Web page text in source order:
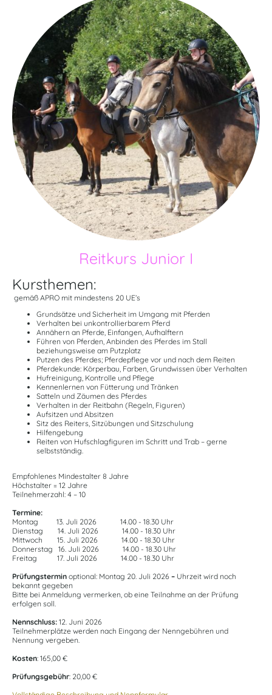
Reitkurs Junior I
Kursthemen:
gemäß APRO mit mindestens 20 UE’s
Grundsätze und Sicherheit im Umgang mit Pferden
Verhalten bei unkontrollierbarem Pferd
Annähern an Pferde, Einfangen, Aufhalftern
Führen von Pferden, Anbinden des Pferdes im Stall
beziehungsweise am Putzplatz
Putzen des Pferdes; Pferdepflege vor und nach dem Reiten
Pferdekunde: Körperbau, Farben, Grundwissen über Verhalten
Hufreinigung, Kontrolle und Pflege
Kennenlernen von Fütterung und Tränken
Satteln und Zäumen des Pferdes
Verhalten in der Reitbahn (Regeln, Figuren)
Aufsitzen und Absitzen
Sitz des Reiters, Sitzübungen und Sitzschulung
Hilfengebung
Reiten von Hufschlagfiguren im Schritt und Trab – gerne
selbstständig.
Empfohlenes Mindestalter 8 Jahre
Höchstalter = 12 Jahre
Teilnehmerzahl: 4 – 10
Termine:
Montag 13. Juli 2026 14.00 - 18.30 Uhr
Dienstag 14. Juli 2026 14.00 - 18.30 Uhr
Mittwoch 15. Juli 2026 14.00 - 18.30 Uhr
Donnerstag 16. Juli 2026 14.00 - 18.30 Uhr
Freitag 17. Juli 2026 14.00 - 18.30 Uhr
Prüfungstermin optional: Montag 20. Juli 2026 – Uhrzeit wird noch
bekannt gegeben
Bitte bei Anmeldung vermerken, ob eine Teilnahme an der Prüfung
erfolgen soll.
Nennschluss: 12. Juni 2026
Teilnehmerplätze werden nach Eingang der Nenngebühren und
Nennung vergeben.
Kosten: 165,00 €
Prüfungsgebühr: 20,00 €